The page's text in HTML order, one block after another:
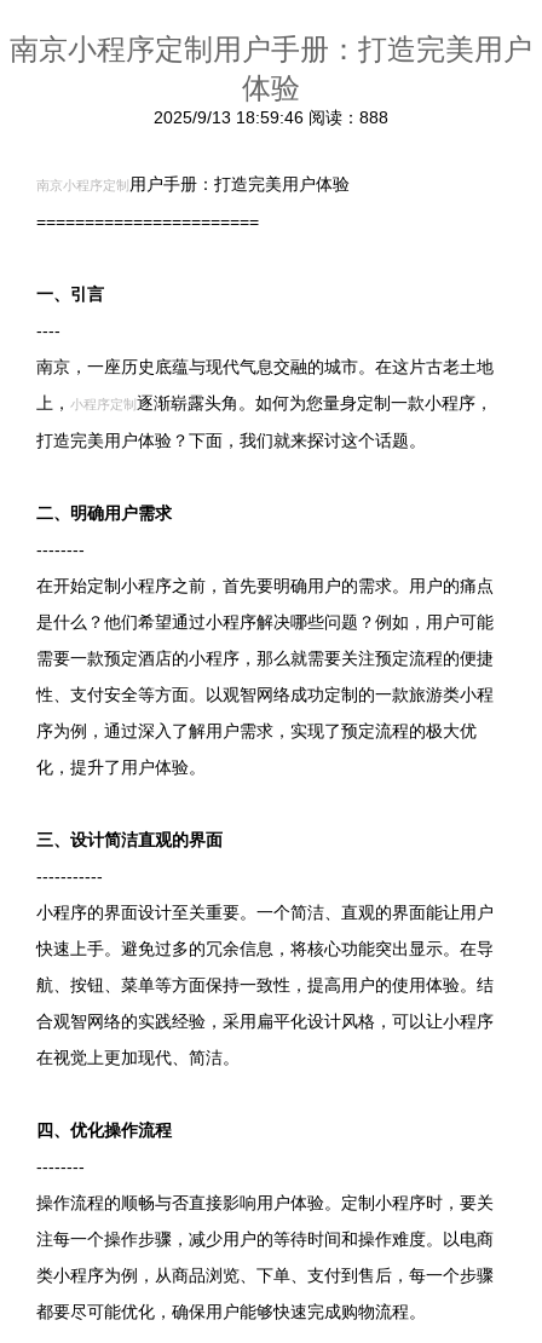
南京小程序定制用户手册：打造完美用户
体验
2025/9/13 18:59:46 阅读：888
南京小程序定制 用户手册：打造完美用户体验
=======================
一、引言
----
南京，一座历史底蕴与现代气息交融的城市。在这片古老土地
上， 小程序定制 逐渐崭露头角。如何为您量身定制一款小程序，
打造完美用户体验？下面，我们就来探讨这个话题。
二、明确用户需求
--------
在开始定制小程序之前，首先要明确用户的需求。用户的痛点
是什么？他们希望通过小程序解决哪些问题？例如，用户可能
需要一款预定酒店的小程序，那么就需要关注预定流程的便捷
性、支付安全等方面。以观智网络成功定制的一款旅游类小程
序为例，通过深入了解用户需求，实现了预定流程的极大优
化，提升了用户体验。
三、设计简洁直观的界面
-----------
小程序的界面设计至关重要。一个简洁、直观的界面能让用户
快速上手。避免过多的冗余信息，将核心功能突出显示。在导
航、按钮、菜单等方面保持一致性，提高用户的使用体验。结
合观智网络的实践经验，采用扁平化设计风格，可以让小程序
在视觉上更加现代、简洁。
四、优化操作流程
--------
操作流程的顺畅与否直接影响用户体验。定制小程序时，要关
注每一个操作步骤，减少用户的等待时间和操作难度。以电商
类小程序为例，从商品浏览、下单、支付到售后，每一个步骤
都要尽可能优化，确保用户能够快速完成购物流程。